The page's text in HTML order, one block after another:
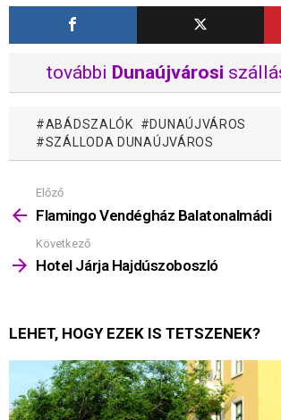
további Dunaújvárosi
ABÁDSZALÓK
DUNAÚJVÁROS
SZÁLLODA DUNAÚJVÁROS
Mutass
többet
Előző
Flamingo Vendégház Balatonalmádi
Következő
Hotel Járja Hajdúszoboszló
LEHET, HOGY EZEK IS TETSZENEK?